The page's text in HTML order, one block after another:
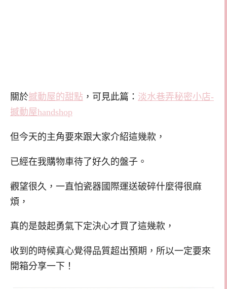
關於撼動屋的甜點 ，可見此篇： 淡水巷弄秘密小店-
撼動屋handshop
但今天的主角要來跟大家介紹這幾款，
已經在我購物車待了好久的盤子。
觀望很久，一直怕瓷器國際運送破碎什麼得很麻
煩，
真的是鼓起勇氣下定決心才買了這幾款，
收到的時候真心覺得品質超出預期，所以一定要來
開箱分享一下！